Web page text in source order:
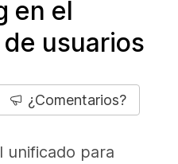
en el
usuarios
¿Comentarios?
unificado para